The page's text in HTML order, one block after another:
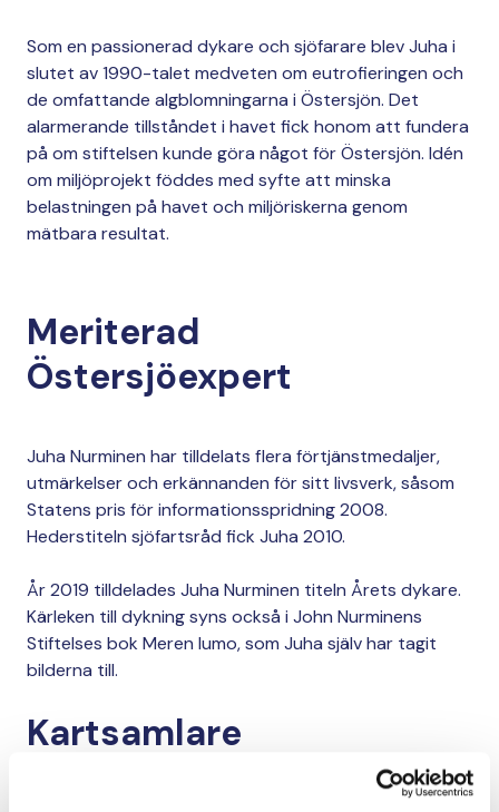
Som en passionerad dykare och sjöfarare blev Juha i
slutet av 1990-talet medveten om eutrofieringen och
de omfattande algblomningarna i Östersjön. Det
alarmerande tillståndet i havet fick honom att fundera
på om stiftelsen kunde göra något för Östersjön. Idén
om miljöprojekt föddes med syfte att minska
belastningen på havet och miljöriskerna genom
mätbara resultat.
Meriterad
Östersjöexpert
Juha Nurminen har tilldelats flera förtjänstmedaljer,
utmärkelser och erkännanden för sitt livsverk, såsom
Statens pris för informationsspridning 2008.
Hederstiteln sjöfartsråd fick Juha 2010.
År 2019 tilldelades Juha Nurminen titeln Årets dykare.
Kärleken till dykning syns också i John Nurminens
Stiftelses bok Meren lumo, som Juha själv har tagit
bilderna till.
Kartsamlare
Juha Nurminen blev redan som barn intresserad av att